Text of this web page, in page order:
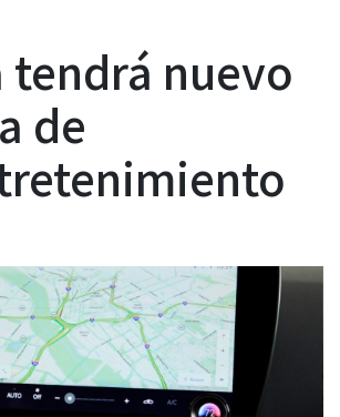
tendrá nuevo
de